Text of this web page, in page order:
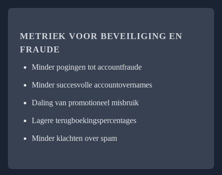
METRIEK VOOR BEVEILIGING EN
FRAUDE
Minder pogingen tot accountfraude
Minder succesvolle accountovernames
Daling van promotioneel misbruik
Lagere terugboekingspercentages
Minder klachten over spam